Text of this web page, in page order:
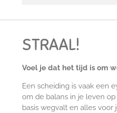
STRAAL!
Voel je dat het tijd is om
Een scheiding is vaak een
om de balans in je leven
basis wegvalt en alles voor